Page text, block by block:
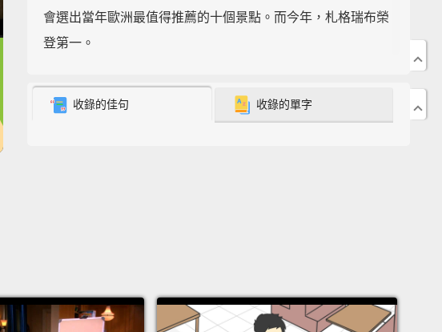
會選出當年歐洲最值得推薦的十個景點。而今年，札格瑞布榮
登第一。
Most people who visit Croatia go to the coast.
lot of amazing cities, beaches, islands that everyone's
羅埃西亞除了沿海地區以外，還有更多值得一訪的景點。去年
收錄的佳句 收錄的單字